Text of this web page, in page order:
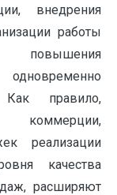
внедрения
работы
повышения
правило,
коммерции,
реализации
качества
расширяют